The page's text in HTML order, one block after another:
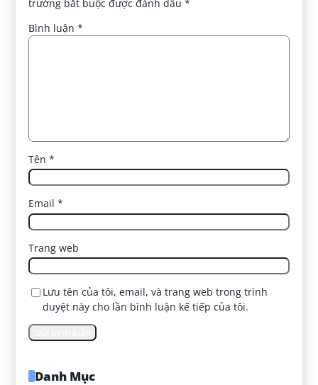
trường bắt buộc được đánh dấu*
Bình luận*
Tên*
Email*
Trang web
Lưu tên của tôi, email, và trang web trong trình
duyệt này cho lần bình luận kế tiếp của tôi.
Danh Mục